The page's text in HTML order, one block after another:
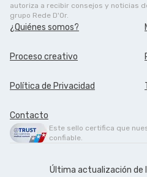
autoriza a recibir consejos y noticias
grupo Rede D'Or.
¿Quiénes somos?
Proceso creativo
Política de Privacidad
Contacto
Este sello certifica que
confiable.
Última actualización